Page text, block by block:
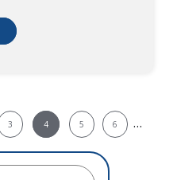
3 4 5 6 …